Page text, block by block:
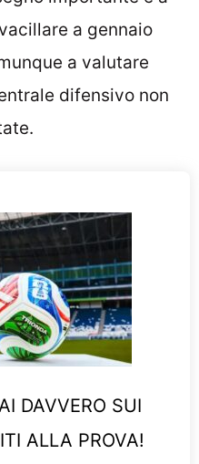
a gennaio
a valutare
difensivo non
DAVVERO SUI
ALLA PROVA!